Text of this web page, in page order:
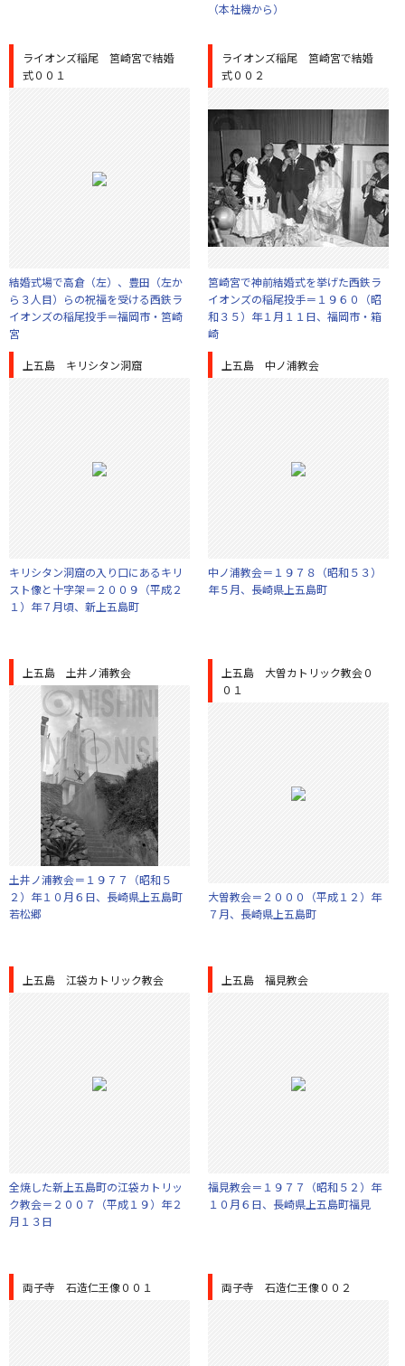
（本社機から）
ライオンズ稲尾 筥崎宮で結婚
式００１
結婚式場で高倉（左）、豊田（左か
ら３人目）らの祝福を受ける西鉄ラ
イオンズの稲尾投手＝福岡市・筥崎
宮
ライオンズ稲尾 筥崎宮で結婚
式００２
筥崎宮で神前結婚式を挙げた西鉄ラ
イオンズの稲尾投手＝１９６０（昭
和３５）年１月１１日、福岡市・箱
崎
上五島 キリシタン洞窟
キリシタン洞窟の入り口にあるキリ
スト像と十字架＝２００９（平成２
１）年７月頃、新上五島町
上五島 中ノ浦教会
中ノ浦教会＝１９７８（昭和５３）
年５月、長崎県上五島町
上五島 土井ノ浦教会
土井ノ浦教会＝１９７７（昭和５
２）年１０月６日、長崎県上五島町
若松郷
上五島 大曽カトリック教会０
０１
大曽教会＝２０００（平成１２）年
７月、長崎県上五島町
上五島 江袋カトリック教会
全焼した新上五島町の江袋カトリッ
ク教会＝２００７（平成１９）年２
月１３日
上五島 福見教会
福見教会＝１９７７（昭和５２）年
１０月６日、長崎県上五島町福見
両子寺 石造仁王像００１ 両子寺 石造仁王像００２